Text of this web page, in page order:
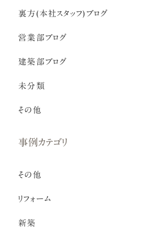
裏方(本社スタッフ)ブログ
営業部ブログ
建築部ブログ
未分類
その他
事例カテゴリ
その他
リフォーム
新築